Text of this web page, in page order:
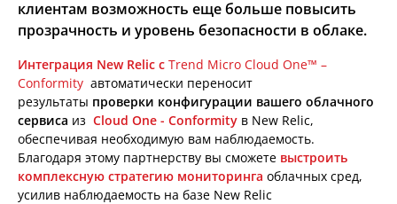
клиентам возможность еще больше повысить
прозрачность и уровень безопасности в облаке.
Интеграция New Relic с Trend Micro Cloud One™ –
Conformity автоматически переносит
результаты проверки конфигурации вашего облачного
сервиса из Cloud One - Conformity в New Relic,
обеспечивая необходимую вам наблюдаемость.
Благодаря этому партнерству вы сможете выстроить
комплексную стратегию мониторинга облачных сред,
усилив наблюдаемость на базе New Relic